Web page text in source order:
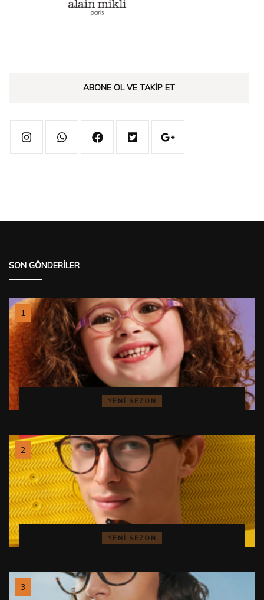
ABONE OL VE TAKIP ET
SON GÖNDERILER
YENI SEZON
YENI SEZON